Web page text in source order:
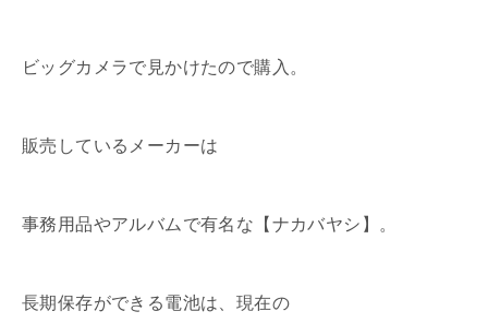
ビッグカメラで見かけたので購入。
販売しているメーカーは
事務用品やアルバムで有名な【ナカバヤシ】。
長期保存ができる電池は、現在の